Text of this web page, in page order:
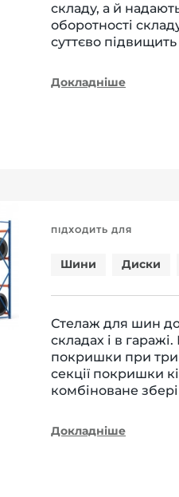
складу, а й
оборотності
суттєво
Докладніше
ПІДХОДИТЬ ДЛЯ
Шини Диски
Стелаж для шин
складах і в
покришки при
секції покришки
комбіноване
Докладніше